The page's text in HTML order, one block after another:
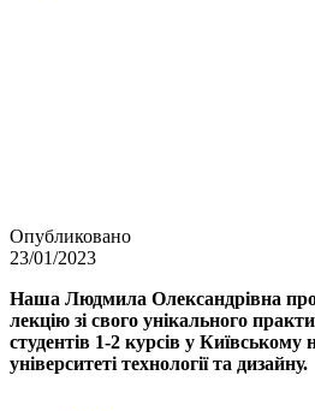
Опубликовано
23/01/2023
Наша Людмила Олександрівна
лекцію зі свого унікального
студентів 1-2 курсів у Київському
університеті технології та дизайну.